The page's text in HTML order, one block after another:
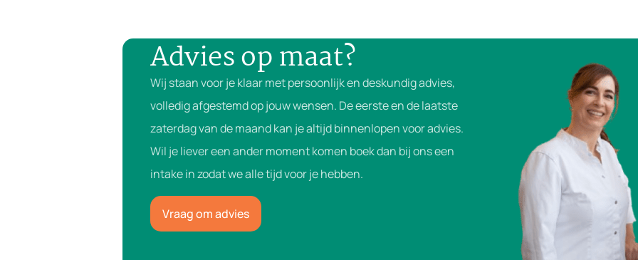
Advies op maat?
Wij staan voor je klaar met persoonlijk en deskundig advies,
volledig afgestemd op jouw wensen. De eerste en de laatste
zaterdag van de maand kan je altijd binnenlopen voor advies.
Wil je liever een ander moment komen boek dan bij ons een
intake in zodat we alle tijd voor je hebben.
Vraag om advies